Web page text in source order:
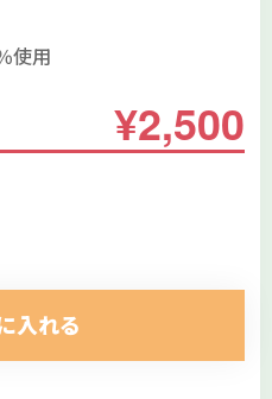
使用
¥2,500
入れる